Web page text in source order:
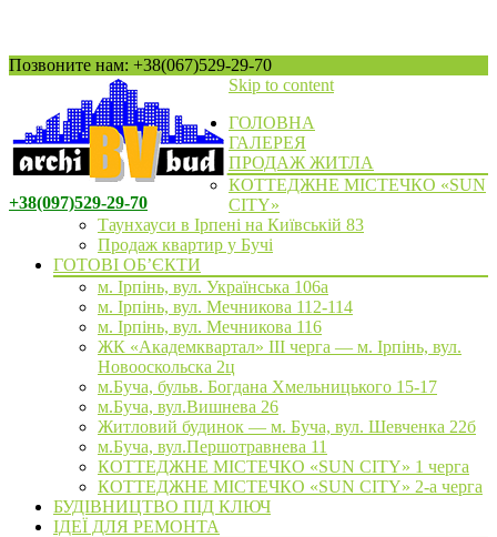
Позвоните нам: +38(067)529-29-70
+38(097)529-29-70
Skip to content
ГОЛОВНА
ГАЛЕРЕЯ
ПРОДАЖ ЖИТЛА
КОТТЕДЖНЕ МІСТЕЧКО «SUN
CITY»
Таунхауси в Ірпені на Київській 83
Продаж квартир у Бучі
ГОТОВІ ОБ’ЄКТИ
м. Ірпінь, вул. Українська 106а
м. Ірпінь, вул. Мечникова 112-114
м. Ірпінь, вул. Мечникова 116
ЖК «Академквартал» III черга — м. Ірпінь, вул.
Новооскольска 2ц
м.Буча, бульв. Богдана Хмельницького 15-17
м.Буча, вул.Вишнева 26
Житловий будинок — м. Буча, вул. Шевченка 22б
м.Буча, вул.Першотравнева 11
КОТТЕДЖНЕ МІСТЕЧКО «SUN CITY» 1 черга
КОТТЕДЖНЕ МІСТЕЧКО «SUN CITY» 2-а черга
БУДІВНИЦТВО ПІД КЛЮЧ
ІДЕЇ ДЛЯ РЕМОНТА